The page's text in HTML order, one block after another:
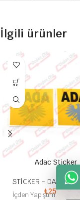
İlgili ürünler
Adac Sticker
STİCKER - DAMLA
₺25,00
İçden Yapıştırma Adac